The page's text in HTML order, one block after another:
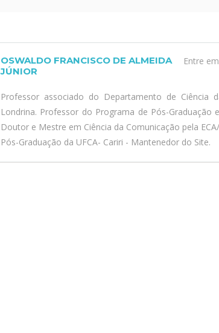
Entre
OSWALDO FRANCISCO DE ALMEIDA
JÚNIOR
Professor associado do Departamento de Ciência
Londrina. Professor do Programa de Pós-Graduação
Doutor e Mestre em Ciência da Comunicação pela
Pós-Graduação da UFCA- Cariri - Mantenedor do Site.